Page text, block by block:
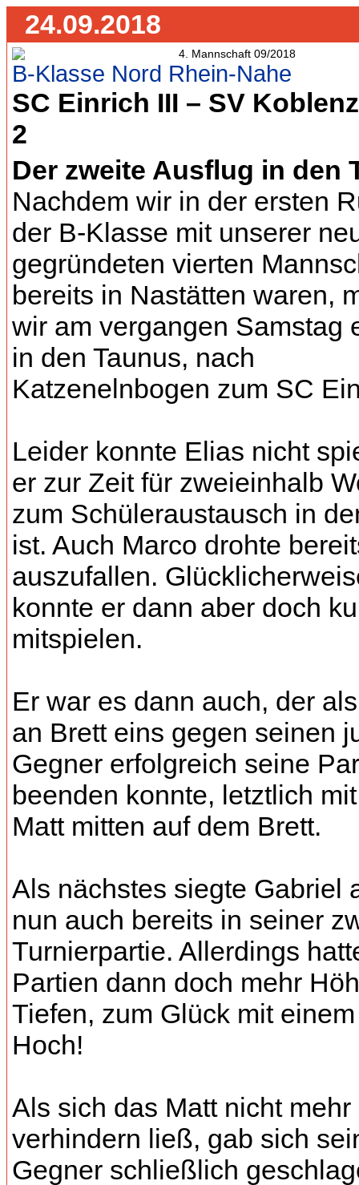
24.09.2018
B-Klasse Nord Rhein-Nahe
SC Einrich III – SV
2
Der zweite Ausflug in den
Nachdem wir in der ersten
der B-Klasse mit unserer
gegründeten vierten
bereits in Nastätten waren,
wir am vergangen Samstag
in den Taunus, nach
Katzenelnbogen zum SC
Leider konnte Elias nicht
er zur Zeit für zweieinhalb
zum Schüleraustausch in
ist. Auch Marco drohte
auszufallen.
konnte er dann aber doch
mitspielen.
Er war es dann auch, der
an Brett eins gegen seinen
Gegner erfolgreich seine
beenden konnte, letztlich
Matt mitten auf dem Brett.
Als nächstes siegte Gabriel
nun auch bereits in seiner
Turnierpartie. Allerdings
Partien dann doch mehr
Tiefen, zum Glück mit
Hoch!
Als sich das Matt nicht mehr
verhindern ließ, gab sich
Gegner schließlich